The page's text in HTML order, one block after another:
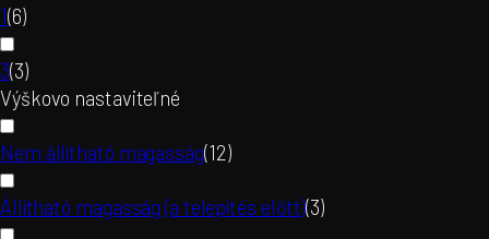
1(6)
3(3)
Výškovo nastaviteľné
Nem állítható magasság(12)
Állítható magasság (a telepítés előtt)(3)